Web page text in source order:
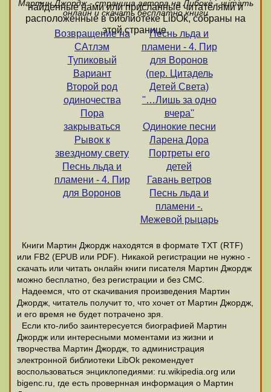
найденные нами или присланные читателями и
расположенные в библиотеке LibOk, собраны на
этой странице.
Мартин Джордж - страница автора на Либоке - читать
онлайн и скачать бесплатно книги
Возвращение на
САтлэм
Тупиковый
Вариант
Второй род
одиночества
Пора
закрываться
Рывок к
звездному свету
Песнь льда и
пламени - 4. Пир
для Воронов
Песнь льда и
пламени - 4. Пир
для Воронов
(пер. Цитадель
Детей Света)
''…Лишь за одно
вчера''
Одинокие песни
Ларена Дора
Портреты его
детей
Гавань ветров
Песнь льда и
пламени -.
Межевой рыцарь
Книги Мартин Джордж находятся в формате ТХТ (RTF)
или FB2 (EPUB или PDF). Никакой регистрации не нужно -
скачать или читать онлайн книги писателя Мартин Джордж
можно бесплатно, без регистрации и без СМС.
Надеемся, что от скачивания произведения Мартин
Джордж, читатель получит то, что хочет от Мартин Джордж,
и его время не будет потрачено зря.
Если кто-либо заинтересуется биографией Мартин
Джордж или интересными моментами из жизни и
творчества Мартин Джордж, то администрация
электронной библиотеки LibOk рекомендует
воспользоваться энциклопедиями: ru.wikipedia.org или
bigenc.ru, где есть провернная информация о Мартин